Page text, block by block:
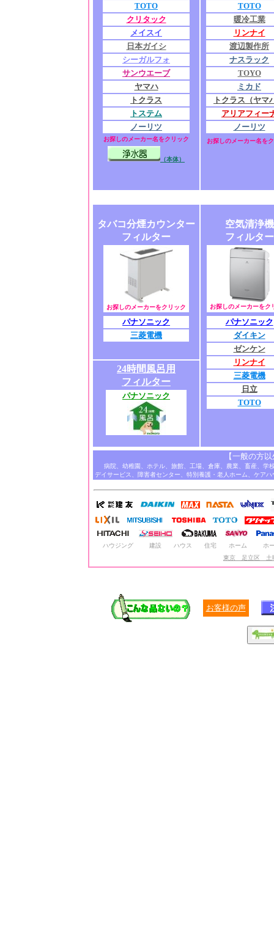
TOTO
クリタック
メイスイ
日本ガイシ
シーガルフォ
サンウエーブ
ヤマハ
トクラス
トステム
ノーリツ
お探しのメーカー名をクリック
（本体）
TOTO
暖冷工業
リンナイ
渡辺製作所
ナスラック
TOYO
ミカド
トクラス（ヤマ
アリアフィー
ノーリツ
お探しのメーカー名を
タバコ分煙カウンター
フィルター
お探しのメーカーをクリック
パナソニック
三菱電機
空気清浄機
フィルター
お探しのメーカーをク
パナソニック
ダイキン
ゼンケン
リンナイ
三菱電機
日立
TOTO
24時間風呂用
フィルター
パナソニック
【一般の方
病院、幼稚園、ホテル、旅館、工場、倉庫、農業、畜産、
デイサービス、障害者センター、特別養護・老人ホーム、ケア
ハウジング 建設 ハウス 住宅 ホーム
ホ
東京 足立区 土
お客様の声